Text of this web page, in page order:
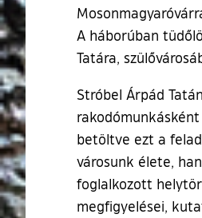
A háborúban
Tatára,
Stróbel Árpád
betöltve ezt a
városunk élete,
foglalkozott
megfigyelései,